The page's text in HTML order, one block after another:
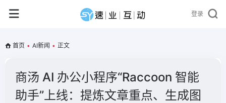
登录
首页 • AI新闻 • 正文
商汤 AI 办公小程序“Raccoon 智能
助手”上线：提炼文章重点、生成图